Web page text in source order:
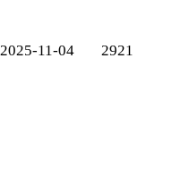
2025-11-04 2921